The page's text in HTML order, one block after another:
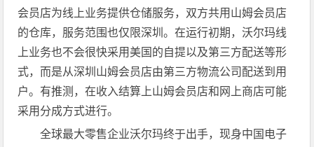
会员店为线上业务提供仓储服务，双方共用山姆会员店
的仓库，服务范围也仅限深圳。在运行初期，沃尔玛线
上业务也不会很快采用美国的自提以及第三方配送等形
式，而是从深圳山姆会员店由第三方物流公司配送到用
户。有推测，在收入结算上山姆会员店和网上商店可能
采用分成方式进行。
全球最大零售企业沃尔玛终于出手，现身中国电子